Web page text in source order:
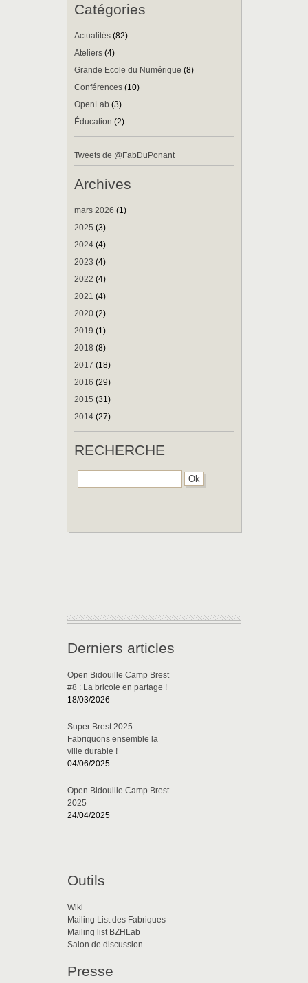
Catégories
Actualités (82)
Ateliers (4)
Grande Ecole du Numérique (8)
Conférences (10)
OpenLab (3)
Éducation (2)
Tweets de @FabDuPonant
Archives
mars 2026 (1)
2025 (3)
2024 (4)
2023 (4)
2022 (4)
2021 (4)
2020 (2)
2019 (1)
2018 (8)
2017 (18)
2016 (29)
2015 (31)
2014 (27)
RECHERCHE
Derniers articles
Open Bidouille Camp Brest
#8 : La bricole en partage !
18/03/2026
Super Brest 2025 :
Fabriquons ensemble la
ville durable !
04/06/2025
Open Bidouille Camp Brest
2025
24/04/2025
Outils
Wiki
Mailing List des Fabriques
Mailing list BZHLab
Salon de discussion
Presse